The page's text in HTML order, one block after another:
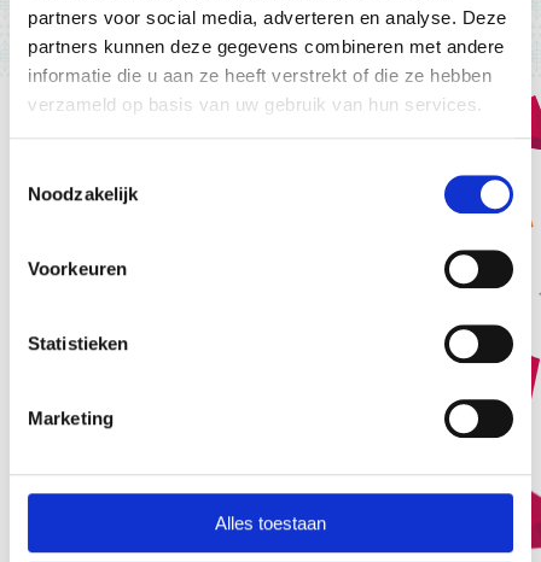
partners voor social media, adverteren en analyse. Deze
partners kunnen deze gegevens combineren met andere
informatie die u aan ze heeft verstrekt of die ze hebben
verzameld op basis van uw gebruik van hun services.
Noodzakelijk
Voorkeuren
Statistieken
Marketing
Alles toestaan
Wil je meer?
Abonneer je op het gratis Human